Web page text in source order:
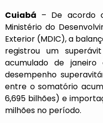
Cuiabá – De acordo
Ministério do
Exterior (MDIC), a
registrou um
acumulado de janeiro
desempenho
entre o somatório
6,695 bilhões) e
milhões no período.